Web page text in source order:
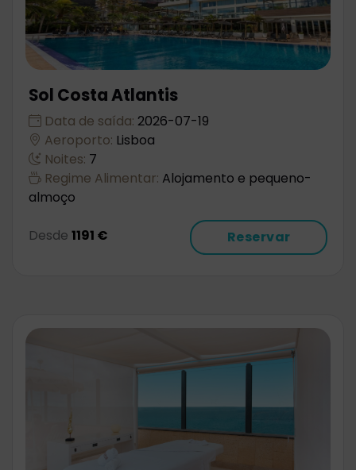
Sol Costa Atlantis
Data de saída: 2026-07-19
Aeroporto: Lisboa
Noites: 7
Regime Alimentar: Alojamento e pequeno-
almoço
Desde 1191 € Reservar